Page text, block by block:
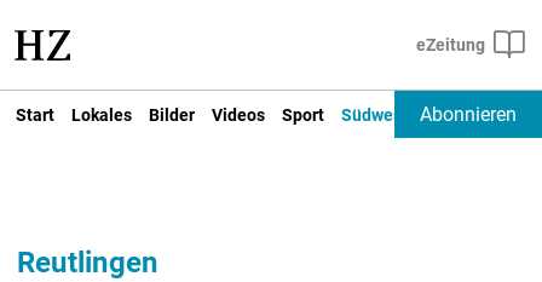
Start Lokales Bilder Videos Sport Südwest Deutschland
Abonnieren
Reutlingen